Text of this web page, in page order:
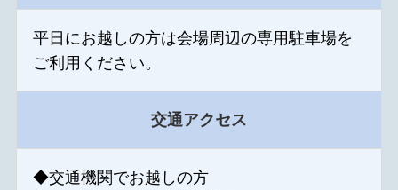
平日にお越しの方は会場周辺の専用駐車場を
ご利用ください。
交通アクセス
◆交通機関でお越しの方